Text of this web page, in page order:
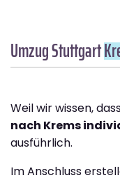
Umzug Stuttgart
Weil wir wissen,
nach Krems
ausführlich.
Im Anschluss